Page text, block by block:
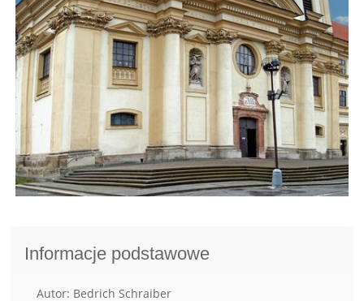
Informacje podstawowe
Autor: Bedrich Schraiber